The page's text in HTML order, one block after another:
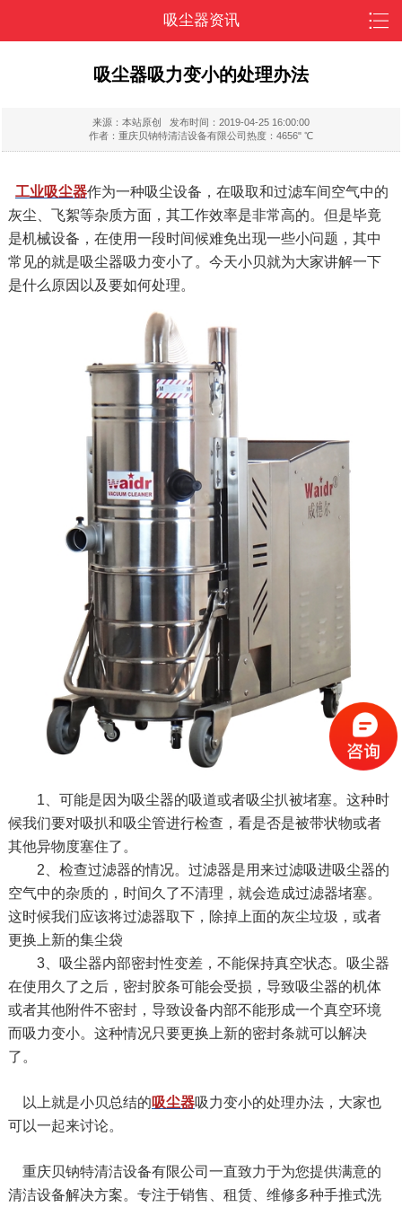
吸尘器资讯
吸尘器吸力变小的处理办法
来源：本站原创 发布时间：2019-04-25 16:00:00
作者：重庆贝钠特清洁设备有限公司热度：4656" ℃
工业吸尘器作为一种吸尘设备，在吸取和过滤车间空气中的
灰尘、飞絮等杂质方面，其工作效率是非常高的。但是毕竟
是机械设备，在使用一段时间候难免出现一些小问题，其中
常见的就是吸尘器吸力变小了。今天小贝就为大家讲解一下
是什么原因以及要如何处理。
1、可能是因为吸尘器的吸道或者吸尘扒被堵塞。这种时
候我们要对吸扒和吸尘管进行检查，看是否是被带状物或者
其他异物度塞住了。
2、检查过滤器的情况。过滤器是用来过滤吸进吸尘器的
空气中的杂质的，时间久了不清理，就会造成过滤器堵塞。
这时候我们应该将过滤器取下，除掉上面的灰尘垃圾，或者
更换上新的集尘袋
3、吸尘器内部密封性变差，不能保持真空状态。吸尘器
在使用久了之后，密封胶条可能会受损，导致吸尘器的机体
或者其他附件不密封，导致设备内部不能形成一个真空环境
而吸力变小。这种情况只要更换上新的密封条就可以解决
了。
以上就是小贝总结的吸尘器吸力变小的处理办法，大家也
可以一起来讨论。
重庆贝钠特清洁设备有限公司一直致力于为您提供满意的
清洁设备解决方案。专注于销售、租赁、维修多种手推式洗